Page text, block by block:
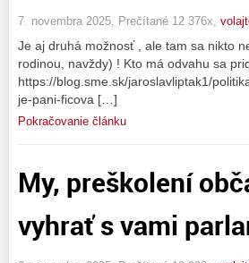
7. novembra 2025, Prečítané 12 376x,
Je aj druhá možnosť , ale tam sa nikto
rodinou, navždy) ! Kto má odvahu sa
https://blog.sme.sk/jaroslavliptak1/
je-pani-ficova […]
Pokračovanie článku
My, preškolení
vyhrať s vami